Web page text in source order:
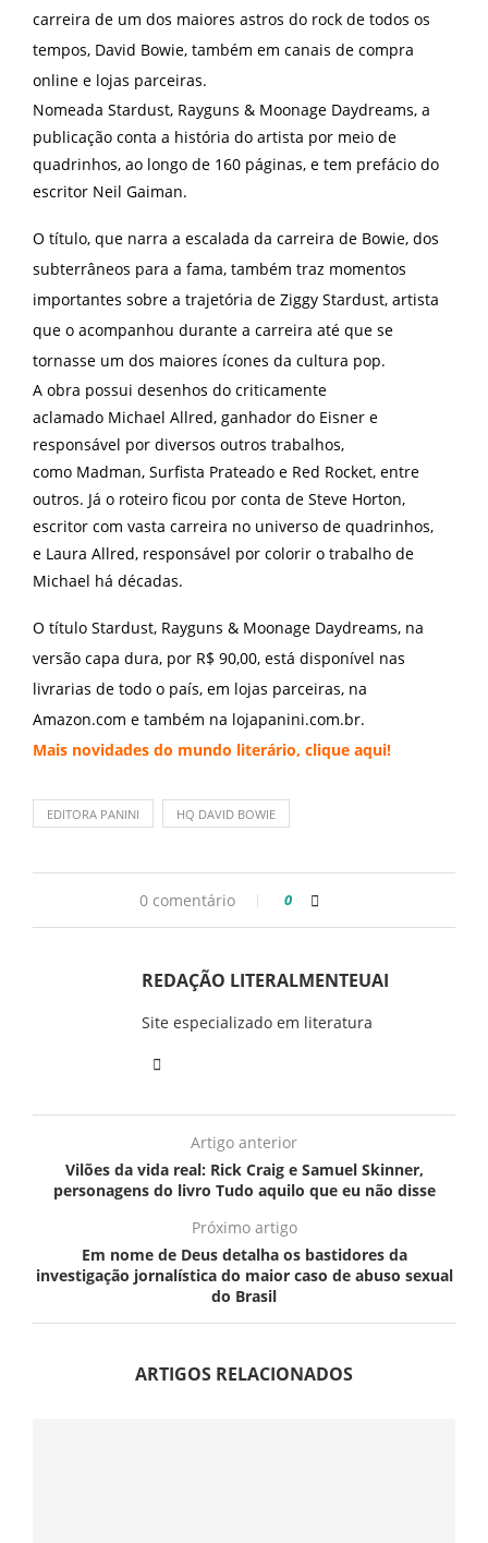
carreira de um dos maiores astros do rock de todos os
tempos, David Bowie, também em canais de compra
online e lojas parceiras.
Nomeada Stardust, Rayguns & Moonage Daydreams, a
publicação conta a história do artista por meio de
quadrinhos, ao longo de 160 páginas, e tem prefácio do
escritor Neil Gaiman.
O título, que narra a escalada da carreira de Bowie, dos
subterrâneos para a fama, também traz momentos
importantes sobre a trajetória de Ziggy Stardust, artista
que o acompanhou durante a carreira até que se
tornasse um dos maiores ícones da cultura pop.
A obra possui desenhos do criticamente
aclamado Michael Allred, ganhador do Eisner e
responsável por diversos outros trabalhos,
como Madman, Surfista Prateado e Red Rocket, entre
outros. Já o roteiro ficou por conta de Steve Horton,
escritor com vasta carreira no universo de quadrinhos,
e Laura Allred, responsável por colorir o trabalho de
Michael há décadas.
O título Stardust, Rayguns & Moonage Daydreams, na
versão capa dura, por R$ 90,00, está disponível nas
livrarias de todo o país, em lojas parceiras, na
Amazon.com e também na lojapanini.com.br.
Mais novidades do mundo literário, clique aqui!
EDITORA PANINI HQ DAVID BOWIE
0 comentário 0
REDAÇÃO LITERALMENTEUAI
Site especializado em literatura
Artigo anterior
Vilões da vida real: Rick Craig e Samuel Skinner,
personagens do livro Tudo aquilo que eu não disse
Próximo artigo
Em nome de Deus detalha os bastidores da
investigação jornalística do maior caso de abuso sexual
do Brasil
ARTIGOS RELACIONADOS